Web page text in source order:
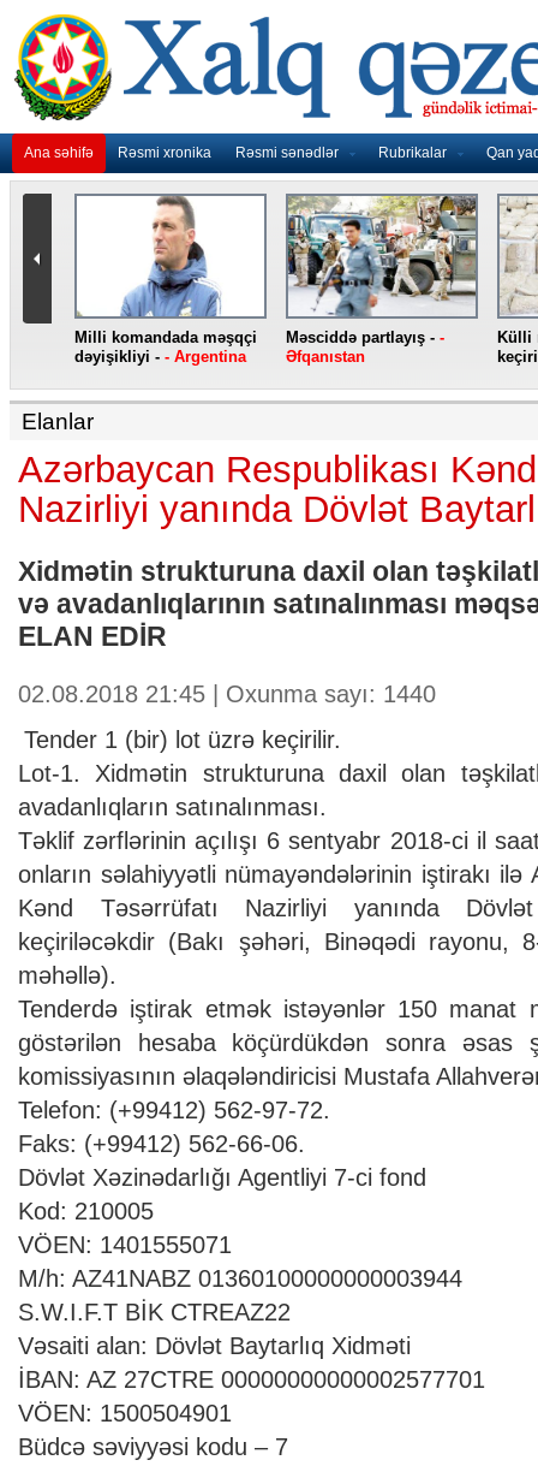
Ana səhifə Rəsmi xronika Rəsmi sənədlər Rubrikalar Qan
Milli komandada məşqçi
dəyişikliyi - - Argentina
Məsciddə partlayış - -
Əfqanıstan
Külli
Elanlar
Azərbaycan Respublikası
Nazirliyi yanında Dövlət
Xidmətin strukturuna daxil olan
və avadanlıqlarının satınalınması
ELAN EDİR
02.08.2018 21:45 | Oxunma sayı: 1440
Tender 1 (bir) lot üzrə keçirilir.
Lot-1. Xidmətin strukturuna daxil olan
avadanlıqların satınalınması.
Təklif zərflərinin açılışı 6 sentyabr 2018-ci il
onların səlahiyyətli nümayəndələrinin iştirakı ilə
Kənd Təsərrüfatı Nazirliyi yanında
keçiriləcəkdir (Bakı şəhəri, Binəqədi rayonu,
məhəllə).
Tenderdə iştirak etmək istəyənlər 150 manat
göstərilən hesaba köçürdükdən sonra əsas
komissiyasının əlaqələndiricisi Mustafa
Telefon: (+99412) 562-97-72.
Faks: (+99412) 562-66-06.
Dövlət Xəzinədarlığı Agentliyi 7-ci fond
Kod: 210005
VÖEN: 1401555071
M/h: AZ41NABZ 01360100000000003944
S.W.I.F.T BİK CTREAZ22
Vəsaiti alan: Dövlət Baytarlıq Xidməti
İBAN: AZ 27CTRE 00000000000002577701
VÖEN: 1500504901
Büdcə səviyyəsi kodu – 7